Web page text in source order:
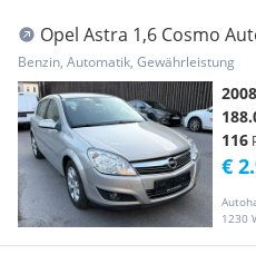
Opel Astra 1,6 Cosmo
Tempomat PICKE...
Benzin, Automatik, Gewährleistung
2008
116
1230
€